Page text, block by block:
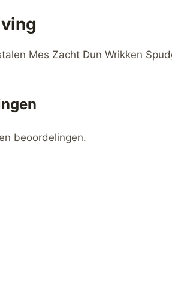
Mes Zacht Dun Wrikken
beoordelingen.